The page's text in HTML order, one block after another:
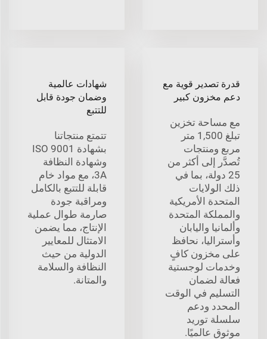
قدرة تصدير قوية مع
دعم مخزون كبير
مع مساحة تخزين
تبلغ 1,500 متر
مربع ومنتجات
تُصدَّر إلى أكثر من
25 دولة، بما في
ذلك الولايات
المتحدة الأمريكية
والمملكة المتحدة
وألمانيا واليابان
وأستراليا، نحافظ
على مخزون كافٍ
وخدمات لوجستية
فعالة لضمان
التسليم في الوقت
المحدد ودعم
سلسلة توريد
موثوق عالميًا.
شهادات عالمية
وضمان جودة قابل
للتتبع
تتمتع منتجاتنا
بشهادة ISO 9001
وشهادة النظافة
3A، مع مواد خام
قابلة للتتبع بالكامل
ومراقبة جودة
صارمة طوال عملية
الإنتاج، مما يضمن
الامتثال للمعايير
الدولية من حيث
النظافة والسلامة
والمتانة.